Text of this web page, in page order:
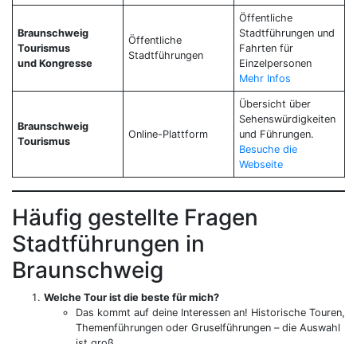
Braunschweig
Tourismus
und Kongresse
Öffentliche
Stadtführungen
Öffentliche
Stadtführungen und
Fahrten für
Einzelpersonen
Mehr Infos
Braunschweig
Tourismus
Online-Plattform
Übersicht über
Sehenswürdigkeiten
und Führungen.
Besuche die
Webseite
Häufig gestellte Fragen
Stadtführungen in
Braunschweig
Welche Tour ist die beste für mich?
Das kommt auf deine Interessen an! Historische Touren,
Themenführungen oder Gruselführungen – die Auswahl